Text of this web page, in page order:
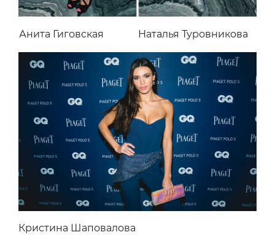
Анита Гиговская Наталья Туровникова
Кристина Шаповалова